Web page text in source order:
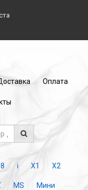
Оплата
8 i X1 X2
MS Мини